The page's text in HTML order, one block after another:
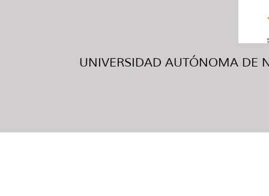
UNIVERSIDAD AUTÓNOMA DE